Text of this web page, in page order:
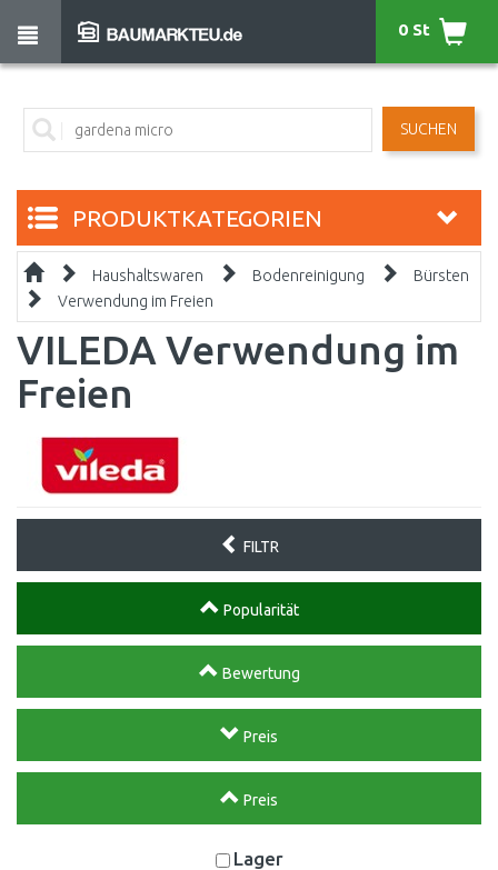
SUCHEN
0 St
PRODUKTKATEGORIEN
Haushaltswaren Bodenreinigung
Bürsten
Verwendung im Freien
VILEDA Verwendung im
Freien
FILTR
Popularität
Bewertung
Preis
Preis
Lager